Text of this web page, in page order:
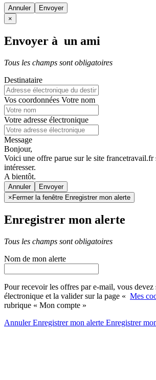
Annuler
×
Envoyer à un ami
Tous les champs sont obligatoires
Destinataire
Vos coordonnées Votre nom
Votre adresse électronique
Message
Bonjour,
Voici une offre parue sur le site francetravail.fr
intéresser.
A bientôt.
Annuler
× Fermer la fenêtre Enregistrer mon alerte
Enregistrer mon alerte
Tous les champs sont obligatoires
Nom de mon alerte
Pour recevoir les offres par e-mail, vous devez
électronique et la valider sur la page « Mes
rubrique « Mon compte »
AnnulerEnregistrer mon alerte Enregistrer